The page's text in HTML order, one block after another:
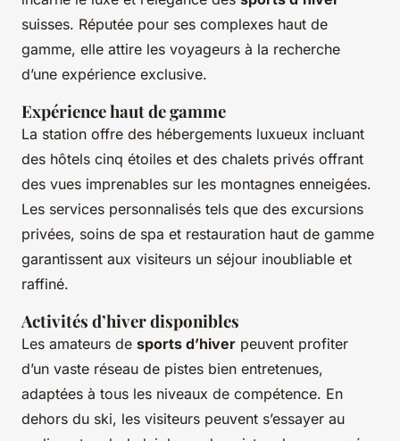
suisses. Réputée pour ses complexes haut de
gamme, elle attire les voyageurs à la recherche
d’une expérience exclusive.
Expérience haut de gamme
La station offre des hébergements luxueux incluant
des hôtels cinq étoiles et des chalets privés offrant
des vues imprenables sur les montagnes enneigées.
Les services personnalisés tels que des excursions
privées, soins de spa et restauration haut de gamme
garantissent aux visiteurs un séjour inoubliable et
raffiné.
Activités d’hiver disponibles
Les amateurs de sports d’hiver peuvent profiter
d’un vaste réseau de pistes bien entretenues,
adaptées à tous les niveaux de compétence. En
dehors du ski, les visiteurs peuvent s’essayer au